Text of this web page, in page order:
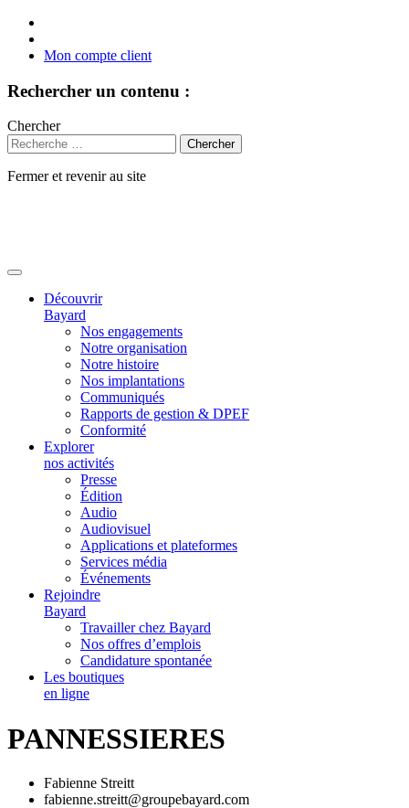
Mon compte client
Rechercher un contenu :
Chercher
Fermer et revenir au site
Découvrir
Bayard
Nos engagements
Notre organisation
Notre histoire
Nos implantations
Communiqués
Rapports de gestion & DPEF
Conformité
Explorer
nos activités
Presse
Édition
Audio
Audiovisuel
Applications et plateformes
Services média
Événements
Rejoindre
Bayard
Travailler chez Bayard
Nos offres d’emplois
Candidature spontanée
Les boutiques
en ligne
PANNESSIERES
Fabienne Streitt
fabienne.streitt@groupebayard.com